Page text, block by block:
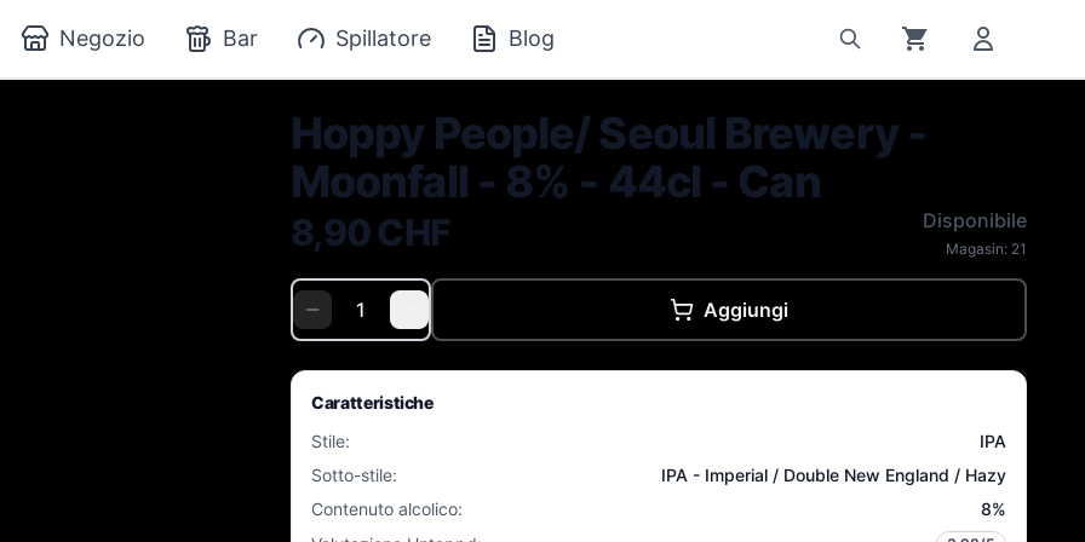
Negozio Bar Spillatore Blog
Hoppy People/ Seoul Brewery -
Moonfall - 8% - 44cl - Can
8,90 CHF Disponibile
Magasin: 21
Aggiungi
Caratteristiche
Stile:
IPA
Sotto-stile:
IPA - Imperial / Double New England / Hazy
Contenuto alcolico: 8%